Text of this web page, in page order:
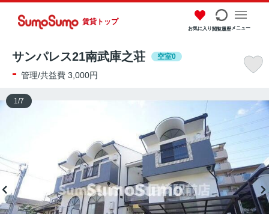
賃貸トップ
お気に入り閲覧履歴メニュー
サンパレス21南武庫之荘 空室0
- 管理/共益費 3,000円
1 /7